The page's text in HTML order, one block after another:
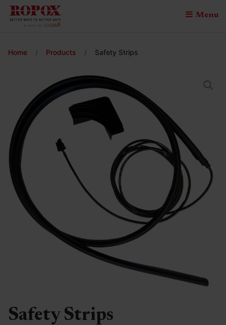
Menu
Home / Products / Safety Strips
Safety Strips